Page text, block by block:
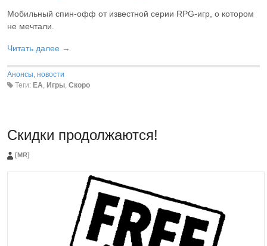
Мобильный спин-офф от известной серии RPG-игр, о котором
не мечтали.
Читать далее →
Анонсы, новости
Теги: EA Игры Скоро
Скидки продолжаются!
[MR]